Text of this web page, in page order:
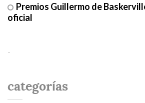
Premios Guillermo de
oficial
-
categorías